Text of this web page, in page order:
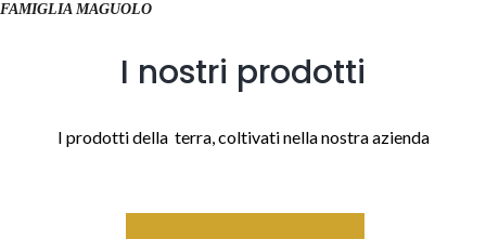
FAMIGLIA MAGUOLO
I nostri prodotti
I prodotti della terra, coltivati nella nostra azienda